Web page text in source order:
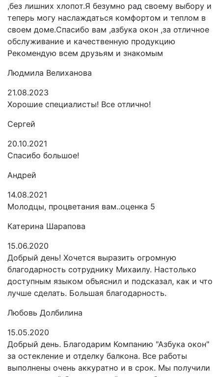
,без лишних хлопот.Я безумно рад своему выбору и
теперь могу наслаждаться комфортом и теплом в
своем доме.Спасибо вам ,азбука окон ,за отличное
обслуживание и качественную продукцию
Рекомендую всем друзьям и знакомым
Людмила Велиханова
21.08.2023
Хорошие специалисты! Все отлично!
Сергей
20.10.2021
Спасибо большое!
Андрей
14.08.2021
Молодцы, процветания вам..оценка 5
Катерина Шарапова
15.06.2020
Добрый день! Хочется выразить огромную
благодарность сотруднику Михаилу. Настолько
доступным языком объяснил и подсказал, как и что
лучше сделать. Большая благодарность.
Любовь Долбилина
15.05.2020
Добрый день. Благодарим Компанию "Азбука окон"
за остекление и отделку балкона. Все работы
выполнены очень аккуратно и в срок. Мы получили